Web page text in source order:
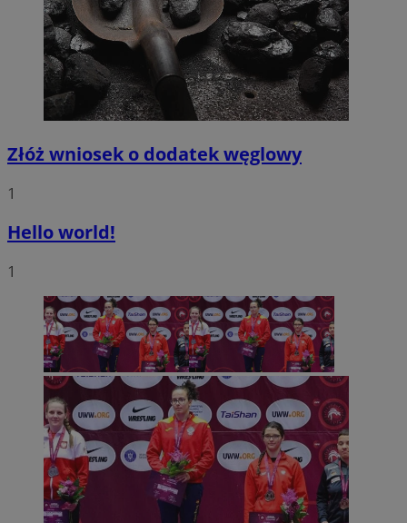
Złóż wniosek o dodatek węglowy
1
Hello world!
1